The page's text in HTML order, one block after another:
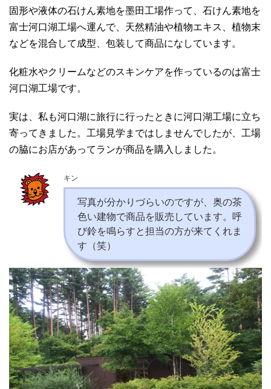
固形や液体の石けん素地を墨田工場作って、石けん素地を
富士河口湖工場へ運んで、天然精油や植物エキス、植物末
などを混合して成型、包装して商品になしています。
化粧水やクリームなどのスキンケアを作っているのは富士
河口湖工場です。
実は、私も河口湖に旅行に行ったときに河口湖工場に立ち
寄ってきました。工場見学まではしませんでしたが、工場
の脇にお店があってランが商品を購入しました。
キン
写真が分かりづらいのですが、奥の茶
色い建物で商品を販売しています。呼
び鈴を鳴らすと担当の方が来てくれま
す（笑）